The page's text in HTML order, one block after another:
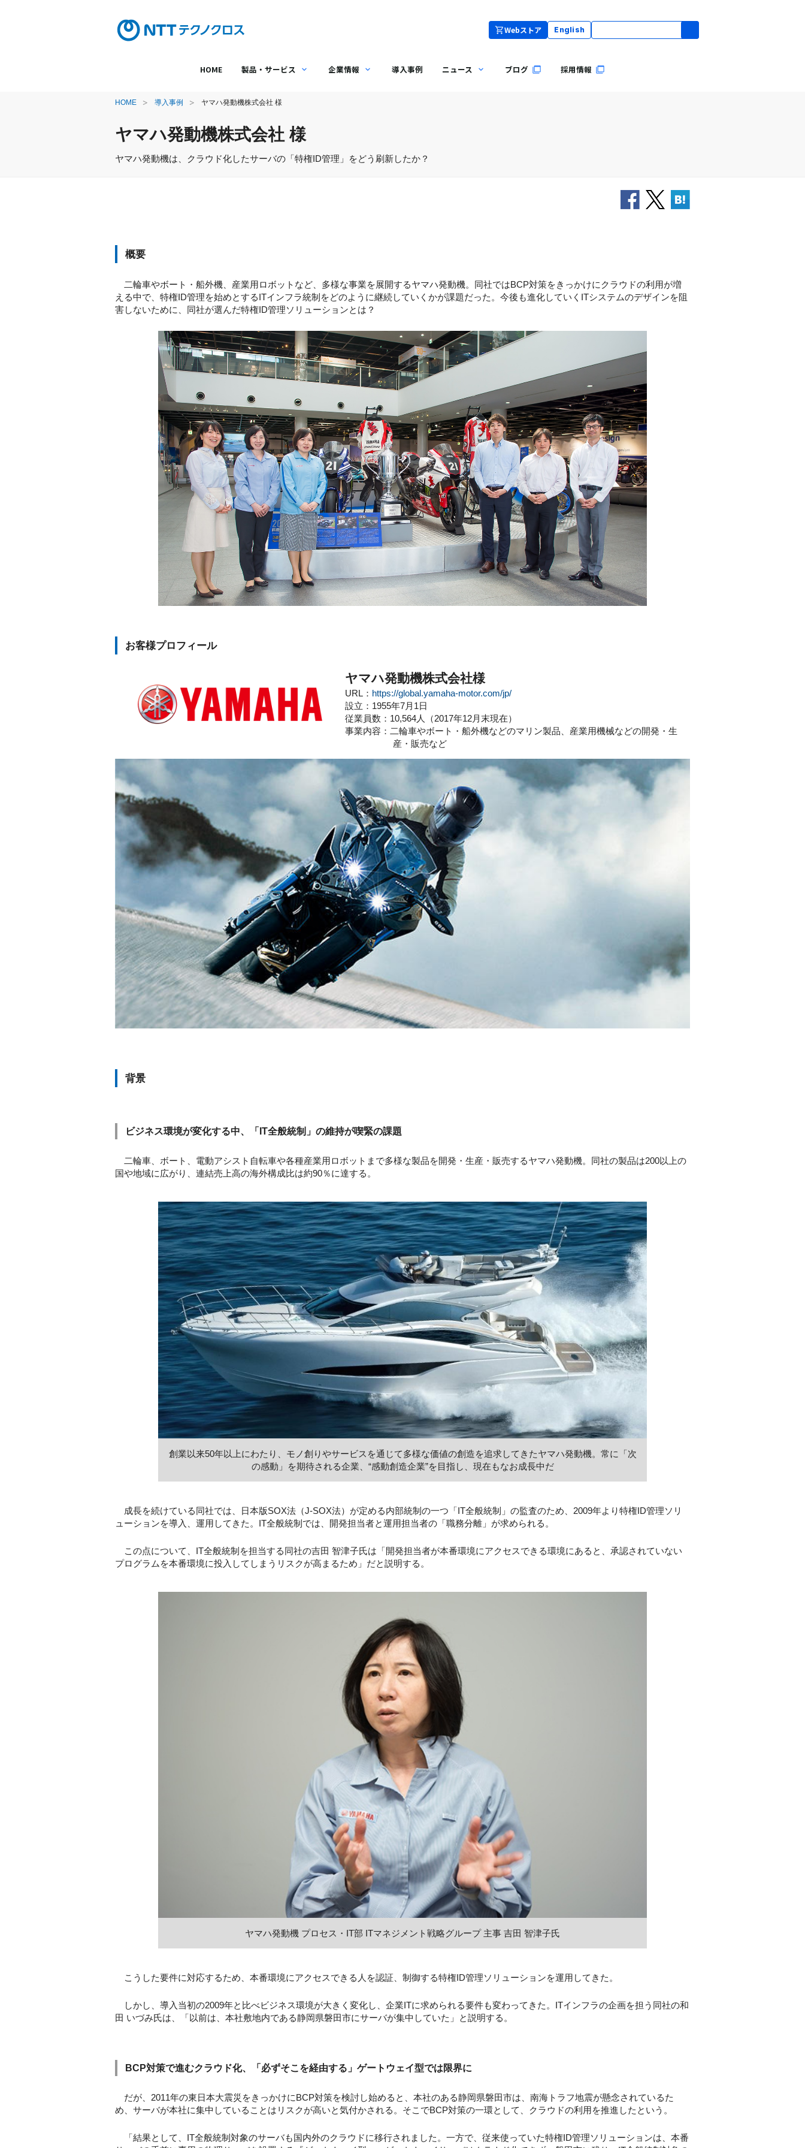
Webストア English
HOME 製品・サービス 企業情報 導入事例 ニュース ブログ 採用情報
HOME 導入事例 ヤマハ発動機株式会社 様
ヤマハ発動機株式会社 様
ヤマハ発動機は、クラウド化したサーバの「特権ID管理」をどう刷新したか？
概要
二輪車やボート・船外機、産業用ロボットなど、多様な事業を展開するヤマハ発動機。同社ではBCP対策をきっかけにクラウドの利用が増
える中で、特権ID管理を始めとするITインフラ統制をどのように継続していくかが課題だった。今後も進化していくITシステムのデザインを阻
害しないために、同社が選んだ特権ID管理ソリューションとは？
お客様プロフィール
ヤマハ発動機株式会社様
URL： https://global.yamaha-motor.com/jp/
設立：1955年7月1日
従業員数 ：10,564人（2017年12月末現在）
事業内容：二輪車やボート・船外機などのマリン製品、産業用機械などの開発・生
産・販売など
背景
ビジネス環境が変化する中、「IT全般統制」の維持が喫緊の課題
二輪車、ボート、電動アシスト自転車や各種産業用ロボットまで多様な製品を開発・生産・販売するヤマハ発動機。同社の製品は200以上の
国や地域に広がり、連結売上高の海外構成比は約90％に達する。
創業以来50年以上にわたり、モノ創りやサービスを通じて多様な価値の創造を追求してきたヤマハ発動機。常に「次
の感動」を期待される企業、“感動創造企業”を目指し、現在もなお成長中だ
成長を続けている同社では、日本版SOX法（J-SOX法）が定める内部統制の一つ「IT全般統制」の監査のため、2009年より特権ID管理ソリ
ューションを導入、運用してきた。IT全般統制では、開発担当者と運用担当者の「職務分離」が求められる。
この点について、IT全般統制を担当する同社の吉田 智津子氏は「開発担当者が本番環境にアクセスできる環境にあると、承認されていない
プログラムを本番環境に投入してしまうリスクが高まるため」だと説明する。
ヤマハ発動機 プロセス・IT部 ITマネジメント戦略グループ 主事 吉田 智津子氏
こうした要件に対応するため、本番環境にアクセスできる人を認証、制御する特権ID管理ソリューションを運用してきた。
しかし、導入当初の2009年と比べビジネス環境が大きく変化し、企業ITに求められる要件も変わってきた。ITインフラの企画を担う同社の和
田 いづみ氏は、「以前は、本社敷地内である静岡県磐田市にサーバが集中していた」と説明する。
BCP対策で進むクラウド化、「必ずそこを経由する」ゲートウェイ型では限界に
だが、2011年の東日本大震災をきっかけにBCP対策を検討し始めると、本社のある静岡県磐田市は、南海トラフ地震が懸念されているた
め、サーバが本社に集中していることはリスクが高いと気付かされる。そこでBCP対策の一環として、クラウドの利用を推進したという。
「結果として、IT全般統制対象のサーバも国内外のクラウドに移行されました。一方で、従来使っていた特権ID管理ソリューションは、本番